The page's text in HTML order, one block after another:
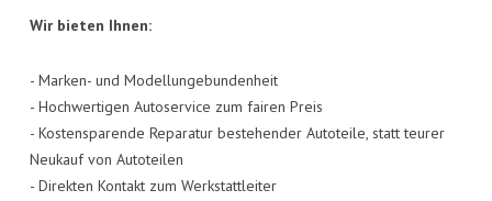
Wir bie­ten Ihnen:
- Mar­ken- und Model­lun­ge­bun­den­heit
- Hoch­wer­ti­gen Auto­ser­vice zum fai­ren Preis
- Kos­ten­spa­ren­de Repa­ra­tur bestehen­der Auto­tei­le, statt teu­rer
Neu­kauf von Auto­tei­len
- Direk­ten Kon­takt zum Werk­statt­lei­ter